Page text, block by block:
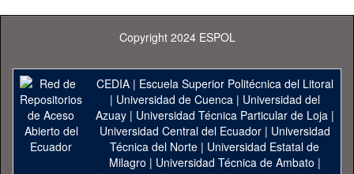
Copyright 2024 ESPOL
CEDIA| Escuela Superior Politécnica del Litoral
| Universidad de Cuenca| Universidad del
Azuay| Universidad Técnica Particular de Loja|
Universidad Central del Ecuador| Universidad
Técnica del Norte | Universidad Estatal de
Milagro | Universidad Técnica de Ambato |